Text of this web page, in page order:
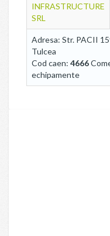
INFRASTRUCTURE
SRL
Adresa: Str. PACII
Tulcea
Cod caen: 4666
echipamente